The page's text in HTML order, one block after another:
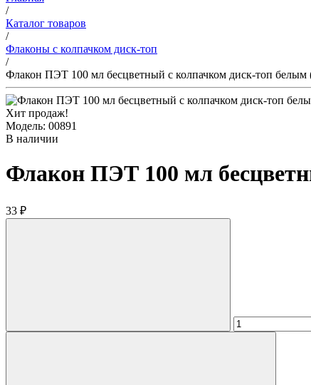
/
Каталог товаров
/
Флаконы с колпачком диск-топ
/
Флакон ПЭТ 100 мл бесцветный с колпачком диск-топ белым
Хит продаж!
Модель: 00891
В наличии
Флакон ПЭТ 100 мл
33 ₽